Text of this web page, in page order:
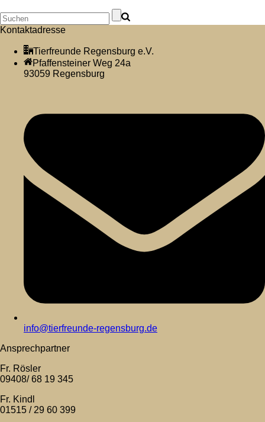
Kontaktadresse
Tierfreunde Regensburg e.V.
Pfaffensteiner Weg 24a
93059 Regensburg
info@tierfreunde-regensburg.de
Ansprechpartner
Fr. Rösler
09408/ 68 19 345
Fr. Kindl
01515 / 29 60 399